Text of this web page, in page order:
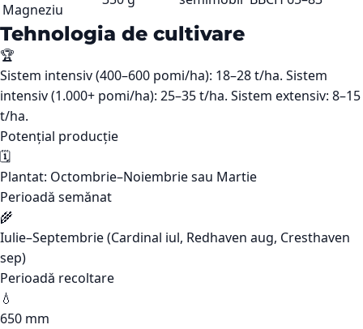
Magneziu
Tehnologia de cultivare
🏆
Sistem intensiv (400–600 pomi/ha): 18–28 t/ha. Sistem
intensiv (1.000+ pomi/ha): 25–35 t/ha. Sistem extensiv: 8–15
t/ha.
Potențial producție
🗓️
Plantat: Octombrie–Noiembrie sau Martie
Perioadă semănat
🌾
Iulie–Septembrie (Cardinal iul, Redhaven aug, Cresthaven
sep)
Perioadă recoltare
💧
650 mm